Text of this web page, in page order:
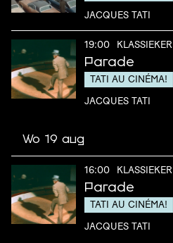
JACQUES TATI
19:00 KLASSIEKER
Parade
TATI AU CINÉMA!
JACQUES TATI
Wo 19 aug
16:00 KLASSIEKER
Parade
TATI AU CINÉMA!
JACQUES TATI